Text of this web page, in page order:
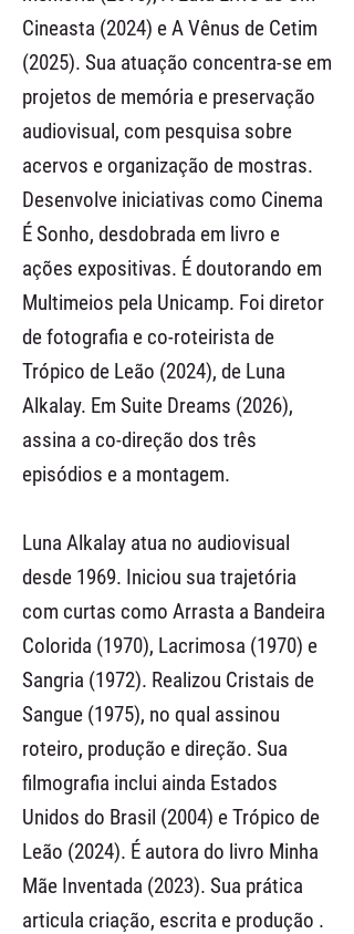
Cineasta (2024) e A Vênus de Cetim
(2025). Sua atuação concentra-se em
projetos de memória e preservação
audiovisual, com pesquisa sobre
acervos e organização de mostras.
Desenvolve iniciativas como Cinema
É Sonho, desdobrada em livro e
ações expositivas. É doutorando em
Multimeios pela Unicamp. Foi diretor
de fotografia e co-roteirista de
Trópico de Leão (2024), de Luna
Alkalay. Em Suite Dreams (2026),
assina a co-direção dos três
episódios e a montagem.
Luna Alkalay atua no audiovisual
desde 1969. Iniciou sua trajetória
com curtas como Arrasta a Bandeira
Colorida (1970), Lacrimosa (1970) e
Sangria (1972). Realizou Cristais de
Sangue (1975), no qual assinou
roteiro, produção e direção. Sua
filmografia inclui ainda Estados
Unidos do Brasil (2004) e Trópico de
Leão (2024). É autora do livro Minha
Mãe Inventada (2023). Sua prática
articula criação, escrita e produção .